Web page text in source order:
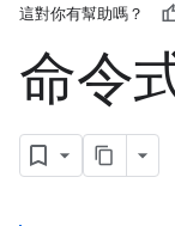
這對你有幫助嗎？
命令